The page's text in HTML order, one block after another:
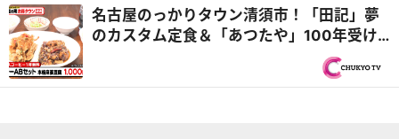
名古屋のっかりタウン清須市！「田記」夢
のカスタム定食＆「あつたや」100年受け
継ぐ味噌ダレでなごやめし『PS純金（ゴー